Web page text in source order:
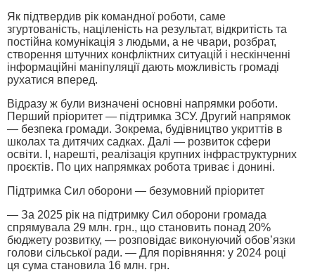
Як підтвердив рік командної роботи, саме
згуртованість, націленість на результат, відкритість та
постійна комунікація з людьми, а не чвари, розбрат,
створення штучних конфліктних ситуацій і нескінченні
інформаційні маніпуляції дають можливість громаді
рухатися вперед.
Відразу ж були визначені основні напрямки роботи.
Перший пріоритет — підтримка ЗСУ. Другий напрямок
— безпека громади. Зокрема, будівництво укриттів в
школах та дитячих садках. Далі — розвиток сфери
освіти. І, нарешті, реалізація крупних інфраструктурних
проєктів. По цих напрямках робота триває і донині.
Підтримка Сил оборони — безумовний пріоритет
— За 2025 рік на підтримку Сил оборони громада
спрямувала 29 млн. грн., що становить понад 20%
бюджету розвитку, — розповідає виконуючий обов’язки
голови сільської ради. — Для порівняння: у 2024 році
ця сума становила 16 млн. грн.